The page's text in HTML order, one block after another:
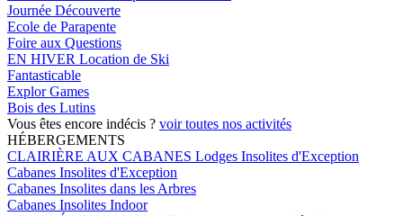
Journée Découverte
Ecole de Parapente
Foire aux Questions
EN HIVER Location de Ski
Fantasticable
Explor Games
Bois des Lutins
Vous êtes encore indécis ? voir toutes nos activités
HÉBERGEMENTS
CLAIRIÈRE AUX CABANES Lodges Insolites d'Exception
Cabanes Insolites d'Exception
Cabanes Insolites dans les Arbres
Cabanes Insolites Indoor